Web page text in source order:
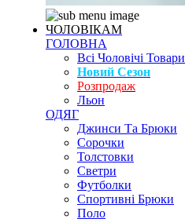
ЧОЛОВІКАМ
ГОЛОВНА
Всі Чоловічі Товари
Новий Сезон
Розпродаж
Льон
ОДЯГ
Джинси Та Брюки
Сорочки
Толстовки
Светри
Футболки
Спортивні Брюки
Поло